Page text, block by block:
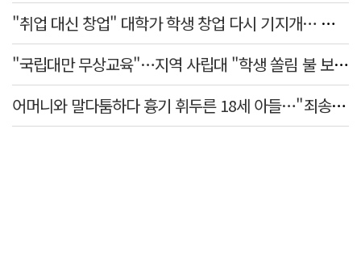
"취업 대신 창업" 대학가 학생 창업 다시 기지개… 창업자·기업·매출 동반 성장
"국립대만 무상교육"…지역 사립대 "학생 쏠림 불 보듯"
어머니와 말다툼하다 흉기 휘두른 18세 아들…"죄송하지 않나" 묻자 침묵